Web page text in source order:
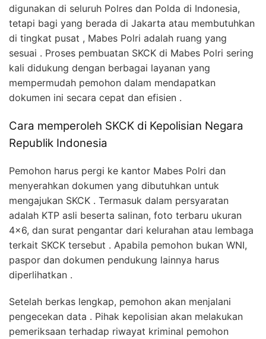
digunakan di seluruh Polres dan Polda di Indonesia,
tetapi bagi yang berada di Jakarta atau membutuhkan
di tingkat pusat , Mabes Polri adalah ruang yang
sesuai . Proses pembuatan SKCK di Mabes Polri sering
kali didukung dengan berbagai layanan yang
mempermudah pemohon dalam mendapatkan
dokumen ini secara cepat dan efisien .
Cara memperoleh SKCK di Kepolisian Negara
Republik Indonesia
Pemohon harus pergi ke kantor Mabes Polri dan
menyerahkan dokumen yang dibutuhkan untuk
mengajukan SKCK . Termasuk dalam persyaratan
adalah KTP asli beserta salinan, foto terbaru ukuran
4×6, dan surat pengantar dari kelurahan atau lembaga
terkait SKCK tersebut . Apabila pemohon bukan WNI,
paspor dan dokumen pendukung lainnya harus
diperlihatkan .
Setelah berkas lengkap, pemohon akan menjalani
pengecekan data . Pihak kepolisian akan melakukan
pemeriksaan terhadap riwayat kriminal pemohon